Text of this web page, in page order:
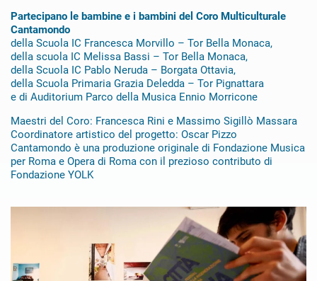
Partecipano le bambine e i bambini del Coro Multiculturale
Cantamondo
della Scuola IC Francesca Morvillo – Tor Bella Monaca,
della scuola IC Melissa Bassi – Tor Bella Monaca,
della Scuola IC Pablo Neruda – Borgata Ottavia,
della Scuola Primaria Grazia Deledda – Tor Pignattara
e di Auditorium Parco della Musica Ennio Morricone
Maestri del Coro: Francesca Rini e Massimo Sigillò Massara
Coordinatore artistico del progetto: Oscar Pizzo
Cantamondo è una produzione originale di Fondazione Musica
per Roma e Opera di Roma con il prezioso contributo di
Fondazione YOLK